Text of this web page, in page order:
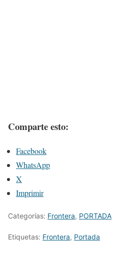
Comparte esto:
Facebook
WhatsApp
X
Imprimir
Categorías: Frontera, PORTADA
Etiquetas: Frontera, Portada